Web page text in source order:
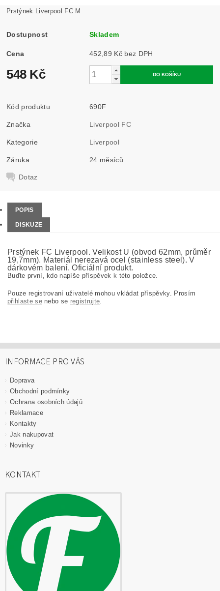
Prstýnek Liverpool FC M
Dostupnost Skladem
Cena 452,89 Kč bez DPH
548 Kč
Kód produktu 690F
Značka Liverpool FC
Kategorie Liverpool
Záruka 24 měsíců
Dotaz
POPIS
DISKUZE
Prstýnek FC Liverpool. Velikost U (obvod 62mm, průměr
19,7mm). Materiál nerezavá ocel (stainless steel). V
dárkovém balení. Oficiální produkt.
Buďte první, kdo napíše příspěvek k této položce.
Pouze registrovaní uživatelé mohou vkládat příspěvky. Prosím
přihlaste senebo se registrujte.
INFORMACE PRO VÁS
Doprava
Obchodní podmínky
Ochrana osobních údajů
Reklamace
Kontakty
Jak nakupovat
Novinky
KONTAKT